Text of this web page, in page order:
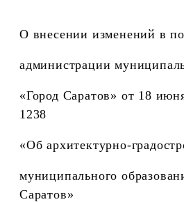
О внесении изменений в
администрации
«Город Саратов» от 18
1238
«Об архитектурно-
муниципального
Саратов»